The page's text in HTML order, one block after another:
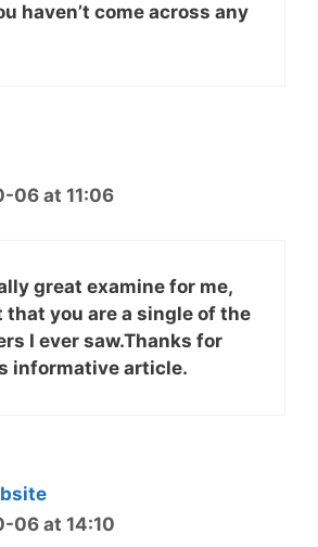
haven’t come across any
06 at 11:06
great examine for me,
that you are a single of the
I ever saw.Thanks for
informative article.
06 at 14:10